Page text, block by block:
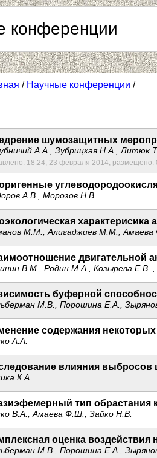
конференции
/ Научные конференции /
шумозащитных
А.А., Зубрицкая Н.А., Литюк
18:24, 23 февраля 2014; размещено:
А.В., Морозов Н.В.
М.М., Алигаджиев М.М., Амаева
двигательной
В.М., Родин М.А., Козырева Е.В. ,
буферной
М.В., Порошина Е.А.,
содержания
А.А.
влияния выбросов
К.А.
тип обрастания
В.А., Амаева Ф.Ш., Зайко Н.В.
оценка воздействия
М.В., Порошина Е.А.,